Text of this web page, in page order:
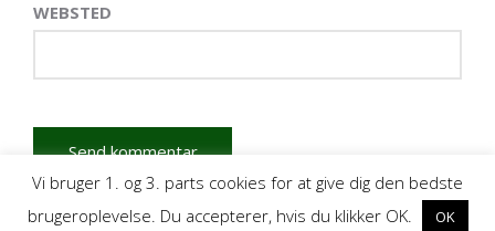
WEBSTED
Vi bruger 1. og 3. parts cookies for at give dig den bedste
brugeroplevelse. Du accepterer, hvis du klikker OK.
OK